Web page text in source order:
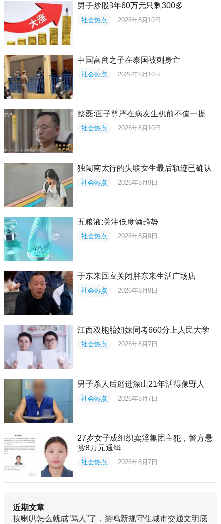
男子炒股8年60万元只剩300多
社会热点 2026年8月10日
中国富商之子在泰国被刺身亡
社会热点 2026年8月10日
蔡磊:面子尊严在病友生机前不值一提
社会热点 2026年8月10日
独闯南太行的失联女生最后轨迹已确认
社会热点 2026年8月9日
五粮液:关注低度酒趋势
社会热点 2026年8月9日
于东来回应关闭胖东来生活广场店
社会热点 2026年8月9日
江西双胞胎姐妹同考660分上人民大学
社会热点 2026年8月7日
男子杀人后逃进深山21年活得像野人
社会热点 2026年8月7日
27岁女子成组织卖淫集团主犯，警方悬
赏8万元通缉
社会热点 2026年8月7日
近期文章
按喇叭怎么就成“骂人”了，禁鸣新规守住城市交通文明底